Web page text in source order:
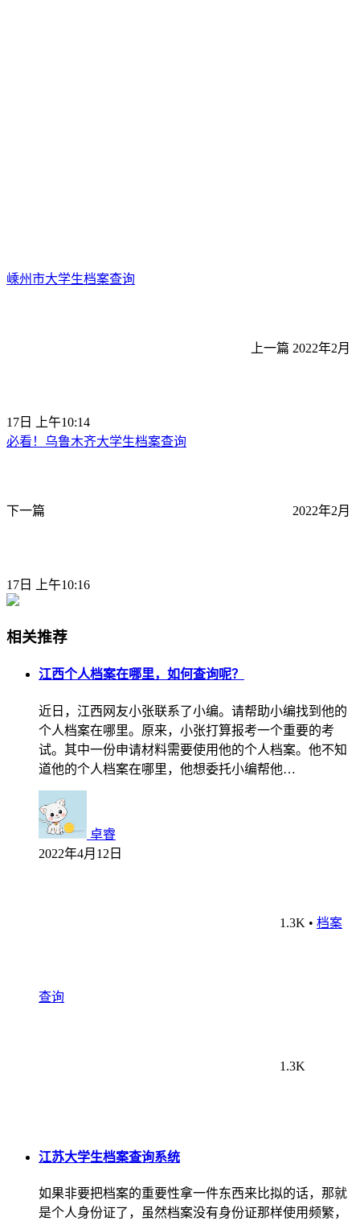
嵊州市大学生档案查询
上一篇 2022年2月
17日 上午10:14
必看！乌鲁木齐大学生档案查询
下一篇 2022年2月
17日 上午10:16
相关推荐
江西个人档案在哪里，如何查询呢？
近日，江西网友小张联系了小编。请帮助小编找到他的
个人档案在哪里。原来，小张打算报考一个重要的考
试。其中一份申请材料需要使用他的个人档案。他不知
道他的个人档案在哪里，他想委托小编帮他…
卓睿
2022年4月12日
1.3K • 档案
查询
1.3K
江苏大学生档案查询系统
如果非要把档案的重要性拿一件东西来比拟的话，那就
是个人身份证了，虽然档案没有身份证那样使用频繁，